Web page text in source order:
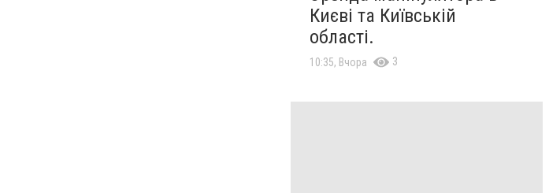
Києві та Київській
області.
10:35, Вчора 3